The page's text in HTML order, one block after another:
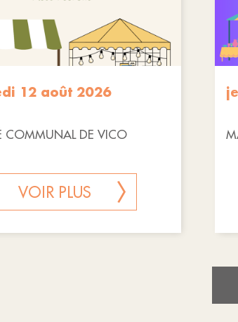
12 août 2026
COMMUNAL DE VICO
VOIR PLUS